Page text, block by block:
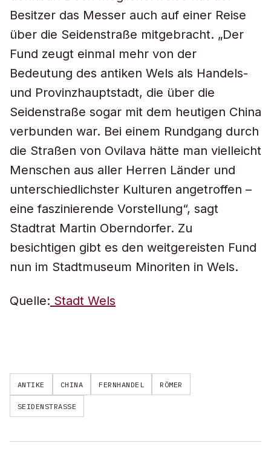
Besitzer das Messer auch auf einer Reise
über die Seidenstraße mitgebracht. „Der
Fund zeugt einmal mehr von der
Bedeutung des antiken Wels als Handels-
und Provinzhauptstadt, die über die
Seidenstraße sogar mit dem heutigen China
verbunden war. Bei einem Rundgang durch
die Straßen von Ovilava hätte man vielleicht
Menschen aus aller Herren Länder und
unterschiedlichster Kulturen angetroffen –
eine faszinierende Vorstellung“, sagt
Stadtrat Martin Oberndorfer. Zu
besichtigen gibt es den weitgereisten Fund
nun im Stadtmuseum Minoriten in Wels.
Quelle: Stadt Wels
ANTIKE CHINA FERNHANDEL RÖMER
SEIDENSTRASSE